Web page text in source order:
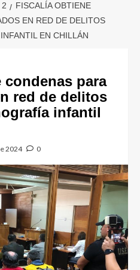
2
FISCALÍA OBTIENE
EN RED DE DELITOS
EN CHILLÁN
para
red de delitos
infantil
2024 0